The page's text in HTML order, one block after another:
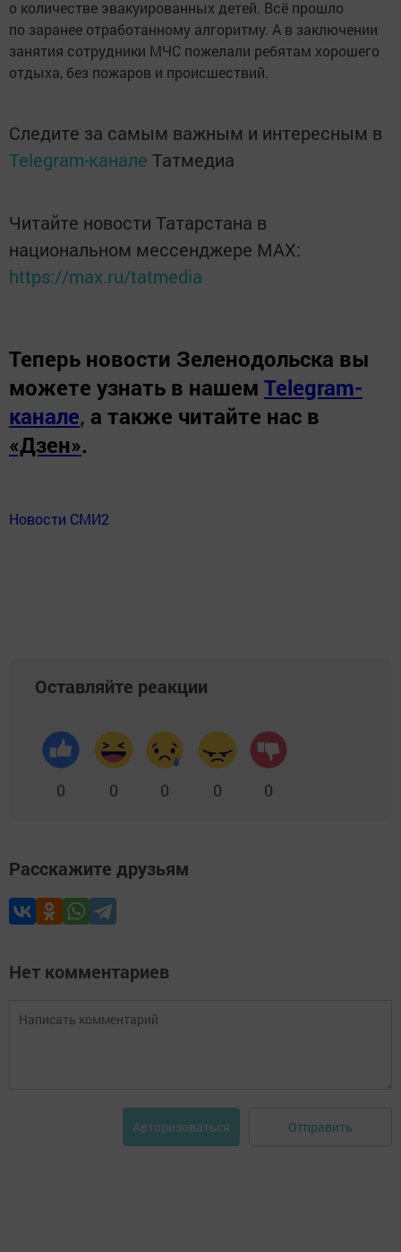
о количестве эвакуированных детей. Всё прошло
по заранее отработанному алгоритму. А в заключении
занятия сотрудники МЧС пожелали ребятам хорошего
отдыха, без пожаров и происшествий.
Следите за самым важным и интересным в
Telegram-канале Татмедиа
Читайте новости Татарстана в
национальном мессенджере MАХ:
https://max.ru/tatmedia
Теперь новости Зеленодольска вы
можете узнать в нашем Telegram-
канале, а также читайте нас в
«Дзен».
Новости СМИ2
Оставляйте реакции
0 0 0 0 0
Расскажите друзьям
Нет комментариев
Авторизоваться Отправить